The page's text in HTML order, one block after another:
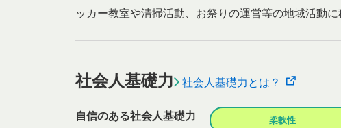
ッカー教室や清掃活動、お祭りの運営等の地域活動に
社会人基礎力 社会人基礎力とは？
自信のある社会人基礎力 柔軟性